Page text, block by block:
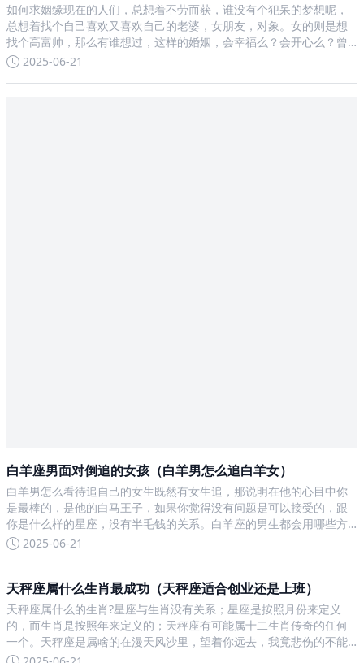
如何求姻缘现在的人们，总想着不劳而获，谁没有个犯呆的梦想呢，
总想着找个自己喜欢又喜欢自己的老婆，女朋友，对象。女的则是想
找个高富帅，那么有谁想过，这样的婚姻，会幸福么？会开心么？曾
经有个人说过一句著名的话，我宁愿坐在宝马车里哭，也不愿意坐在
2025-06-21
白羊座男面对倒追的女孩（白羊男怎么追白羊女）
白羊男怎么看待追自己的女生既然有女生追，那说明在他的心目中你
是最棒的，是他的白马王子，如果你觉得没有问题是可以接受的，跟
你是什么样的星座，没有半毛钱的关系。白羊座的男生都会用哪些方
法,去追自己喜欢的女孩子?白羊座男生遇到喜欢的人会挂在脸上，完全
2025-06-21
天秤座属什么生肖最成功（天秤座适合创业还是上班）
天秤座属什么的生肖?星座与生肖没有关系；星座是按照月份来定义
的，而生肖是按照年来定义的；天秤座有可能属十二生肖传奇的任何
一个。天秤座是属啥的在漫天风沙里，望着你远去，我竟悲伤的不能
自己1982年9月7日天平座和什么属相星座婚配最好属狗：宜配：虎、